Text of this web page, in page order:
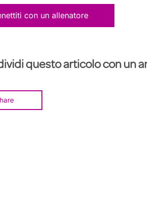
con un allenatore
questo articolo con un